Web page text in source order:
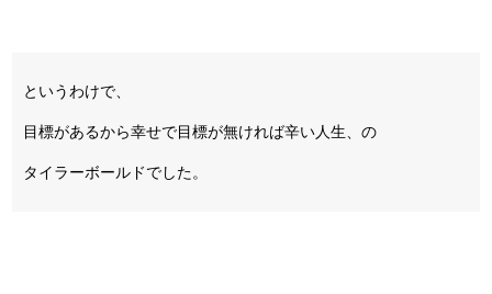
というわけで、
目標があるから幸せで目標が無ければ辛い人生、の
タイラーボールドでした。